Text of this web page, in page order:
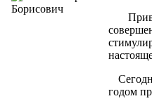
годом